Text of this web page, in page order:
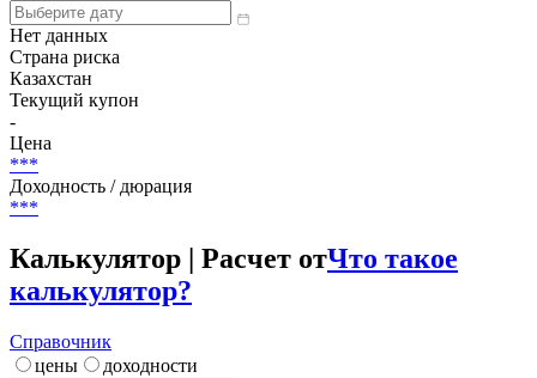
Нет данных
Страна риска
Казахстан
Текущий купон
-
Цена
***
Доходность / дюрация
***
Калькулятор | Расчет отЧто такое
калькулятор?
Справочник
цены
доходности